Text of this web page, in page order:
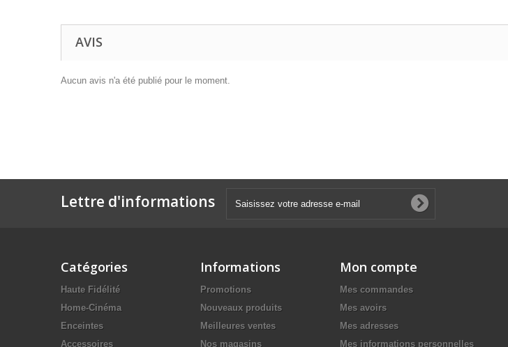
AVIS
Aucun avis n'a été publié pour le moment.
Lettre d'informations
Catégories
Haute Fidélité
Home-Cinéma
Enceintes
Accessoires
Informations
Promotions
Nouveaux produits
Meilleures ventes
Nos magasins
Mon compte
Mes commandes
Mes avoirs
Mes adresses
Mes informations personnelles